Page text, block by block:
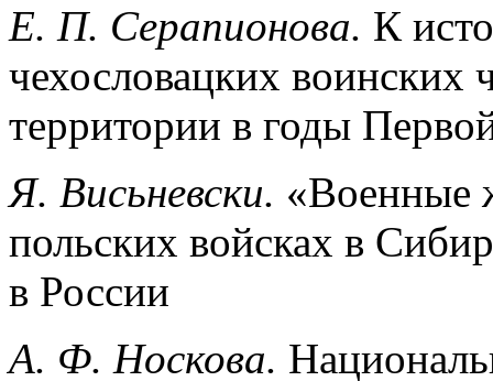
Е. П. Серапионова. К
чехословацких воинских
территории в годы
Я. Висьневски. «Военные
польских войсках в
в России
А. Ф. Носкова.